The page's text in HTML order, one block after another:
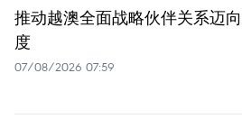
推动越澳全面战略伙伴关系迈
度
07/08/2026 07:59